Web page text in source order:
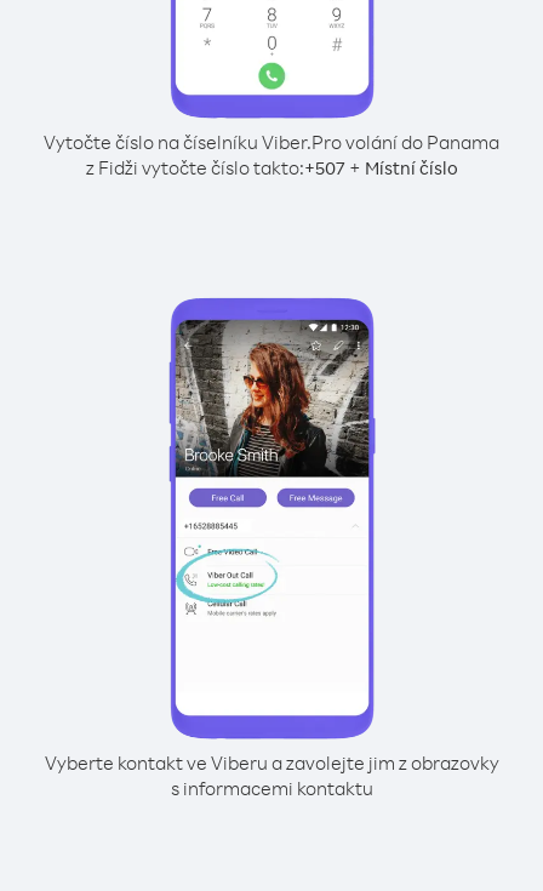
Vytočte číslo na číselníku Viber.Pro volání do Panama
z Fidži vytočte číslo takto:+507+ Místní číslo
Vyberte kontakt ve Viberu a zavolejte jim z obrazovky
s informacemi kontaktu